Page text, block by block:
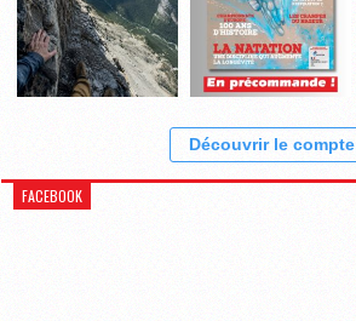
Découvrir le compte
FACEBOOK